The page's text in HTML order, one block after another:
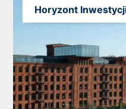
Horyzont